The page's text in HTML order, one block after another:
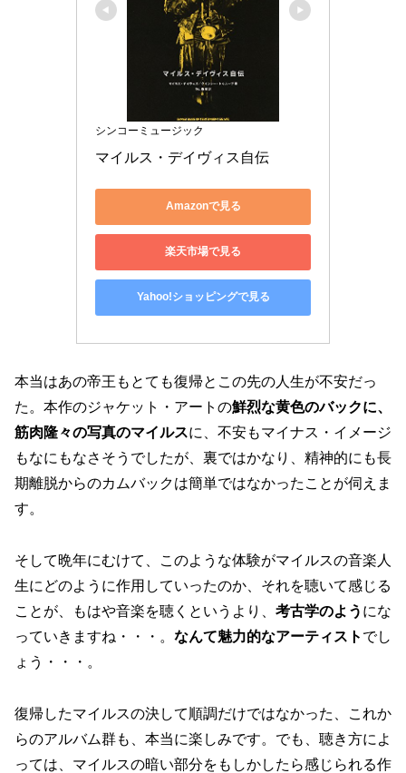
シンコーミュージック
マイルス・デイヴィス自伝
Amazonで見る
楽天市場で見る
Yahoo!ショッピングで見る
本当はあの帝王もとても復帰とこの先の人生が不安だっ
た。本作のジャケット・アートの鮮烈な黄色のバックに、
筋肉隆々の写真のマイルスに、不安もマイナス・イメージ
もなにもなさそうでしたが、裏ではかなり、精神的にも長
期離脱からのカムバックは簡単ではなかったことが伺えま
す。
そして晩年にむけて、このような体験がマイルスの音楽人
生にどのように作用していったのか、それを聴いて感じる
ことが、もはや音楽を聴くというより、 考古学のよう にな
っていきますね・・・。 なんて魅力的なアーティスト でし
ょう・・・。
復帰したマイルスの決して順調だけではなかった、これか
らのアルバム群も、本当に楽しみです。でも、聴き方によ
っては、マイルスの暗い部分をもしかしたら感じられる作